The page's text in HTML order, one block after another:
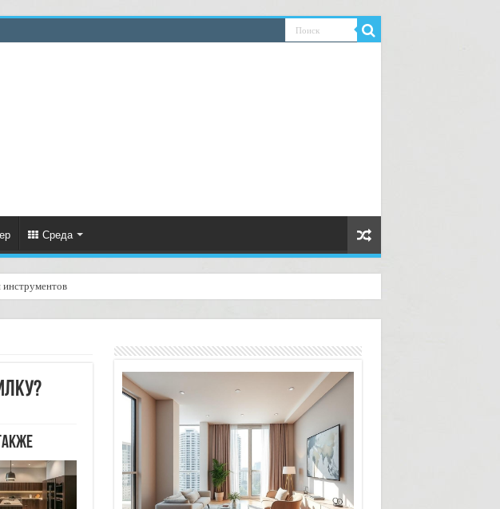
Среда
инструментов
в офисах: практическое руководство